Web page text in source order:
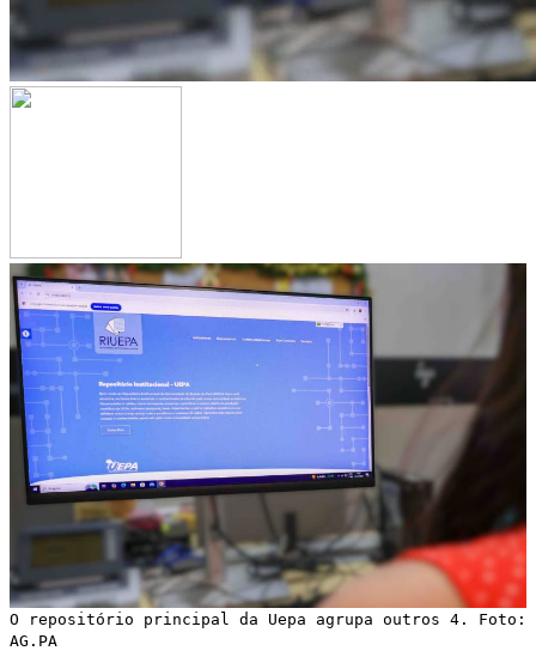
O repositório principal da Uepa agrupa outros 4. Foto:
AG.PA